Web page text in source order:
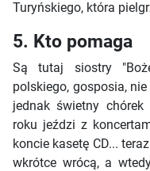
Turyńskiego, która
5. Kto pomaga
Są tutaj siostry
polskiego, gosposia,
jednak świetny chórek
roku jeździ z
koncie kasetę CD...
wkrótce wrócą, a